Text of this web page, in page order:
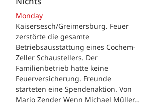
Monday
Kaisersesch/Greimersburg. Feuer
zerstörte die gesamte
Betriebsausstattung eines Cochem-
Zeller Schaustellers. Der
Familienbetrieb hatte keine
Feuerversicherung. Freunde
starteten eine Spendenaktion. Von
Mario Zender Wenn Michael Müller…